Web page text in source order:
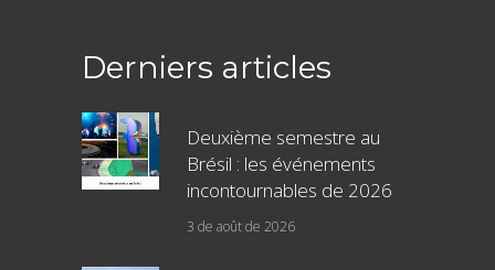
Derniers articles
Deuxième semestre au
Brésil : les événements
incontournables de 2026
3 de août de 2026